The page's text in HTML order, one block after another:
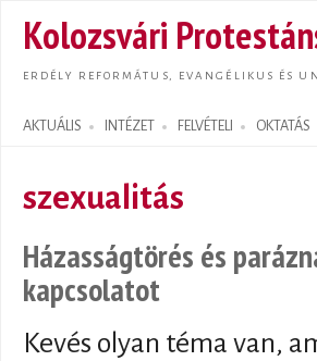
Kolozsvári
ERDÉLY REFORMÁTUS, EVANGÉLIKUS ÉS
AKTUÁLIS INTÉZET FELVÉTELI OKTATÁS
Search form
szexualitás
Házasságtörés és
kapcsolatot
Kevés olyan téma van,